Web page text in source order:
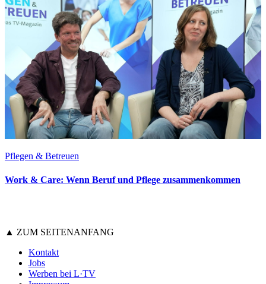
Pflegen & Betreuen
Work & Care: Wenn Beruf und Pflege zusammenkommen
▲ ZUM SEITENANFANG
Kontakt
Jobs
Werben bei L·TV